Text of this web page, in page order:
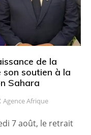
de la
son soutien à la
Sahara
Agence Afrique
7 août, le retrait